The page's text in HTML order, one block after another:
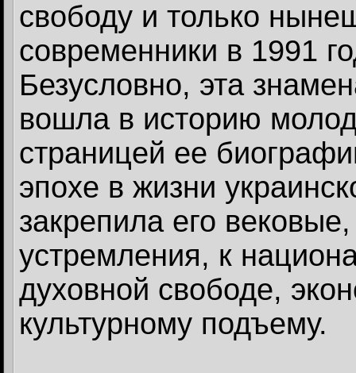
свободу и только
современники в 1991
Безусловно, эта
вошла в историю
страницей ее
эпохе в жизни
закрепила его
устремления, к
духовной свободе,
культурному подъему.